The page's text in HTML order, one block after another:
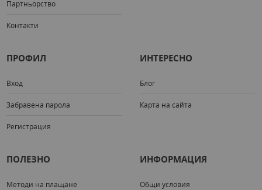
Партньорство
Контакти
ПРОФИЛ
Вход
Забравена парола
Регистрация
ИНТЕРЕСНО
Блог
Карта на сайта
ПОЛЕЗНО
Методи на плащане
ИНФОРМАЦИЯ
Общи условия